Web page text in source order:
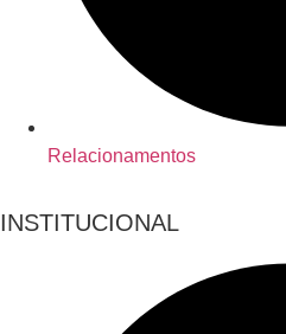
Relacionamentos
INSTITUCIONAL